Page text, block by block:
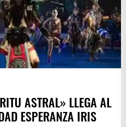
ASTRAL» LLEGA AL
ESPERANZA IRIS